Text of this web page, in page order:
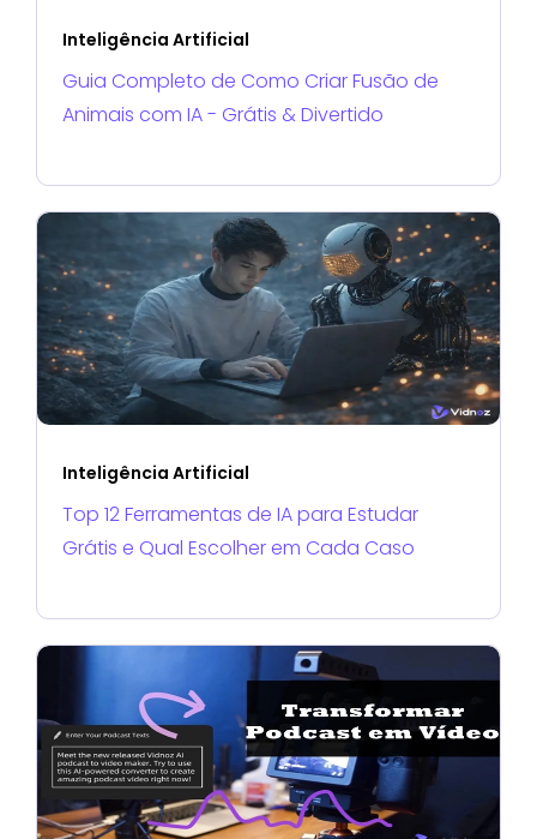
Inteligência Artificial
Guia Completo de Como Criar Fusão de
Animais com IA - Grátis & Divertido
Inteligência Artificial
Top 12 Ferramentas de IA para Estudar
Grátis e Qual Escolher em Cada Caso